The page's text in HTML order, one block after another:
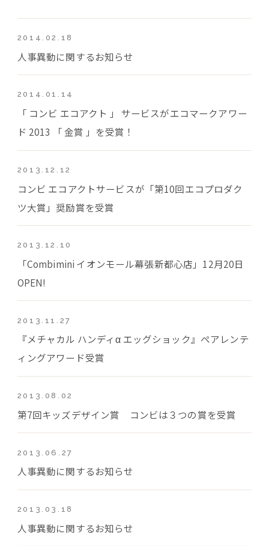
2014.02.18
人事異動に関するお知らせ
2014.01.14
「 コンビ エコアクト 」 サービスがエコマークアワー
ド 2013 「 金賞 」を受賞！
2013.12.12
コンビ エコアクトサービスが「第10回エコプロダク
ツ大賞」奨励賞を受賞
2013.12.10
「Combimini イオンモール幕張新都心店」12月20日
OPEN!
2013.11.27
『メチャカル ハンディα エッグショック』ペアレンテ
ィングアワード受賞
2013.08.02
第7回キッズデザイン賞 コンビは３つの賞を受賞
2013.06.27
人事異動に関するお知らせ
2013.03.18
人事異動に関するお知らせ